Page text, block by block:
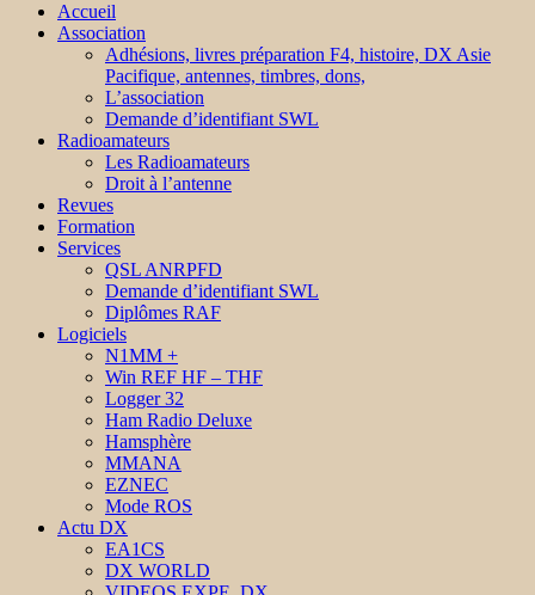
Accueil
Association
Adhésions, livres préparation F4, histoire, DX Asie
Pacifique, antennes, timbres, dons,
L’association
Demande d’identifiant SWL
Radioamateurs
Les Radioamateurs
Droit à l’antenne
Revues
Formation
Services
QSL ANRPFD
Demande d’identifiant SWL
Diplômes RAF
Logiciels
N1MM +
Win REF HF – THF
Logger 32
Ham Radio Deluxe
Hamsphère
MMANA
EZNEC
Mode ROS
Actu DX
EA1CS
DX WORLD